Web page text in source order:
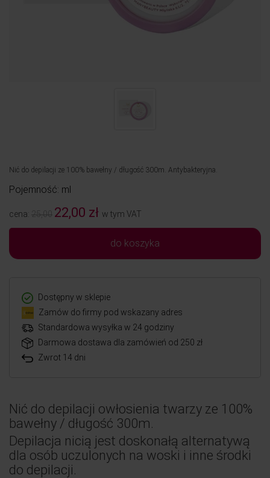
Nić do depilacji ze 100% bawełny / długość 300m. Antybakteryjna.
Pojemność: ml
cena: 25,00 22,00 zł w tym VAT
do koszyka
Dostępny w sklepie
Zamów do firmy pod wskazany adres
Standardowa wysyłka w 24 godziny
Darmowa dostawa dla zamówień od 250 zł
Zwrot 14 dni
Nić do depilacji owłosienia twarzy ze 100%
bawełny / długość 300m.
Depilacja nicią jest doskonałą alternatywą
dla osób uczulonych na woski i inne środki
do depilacji.